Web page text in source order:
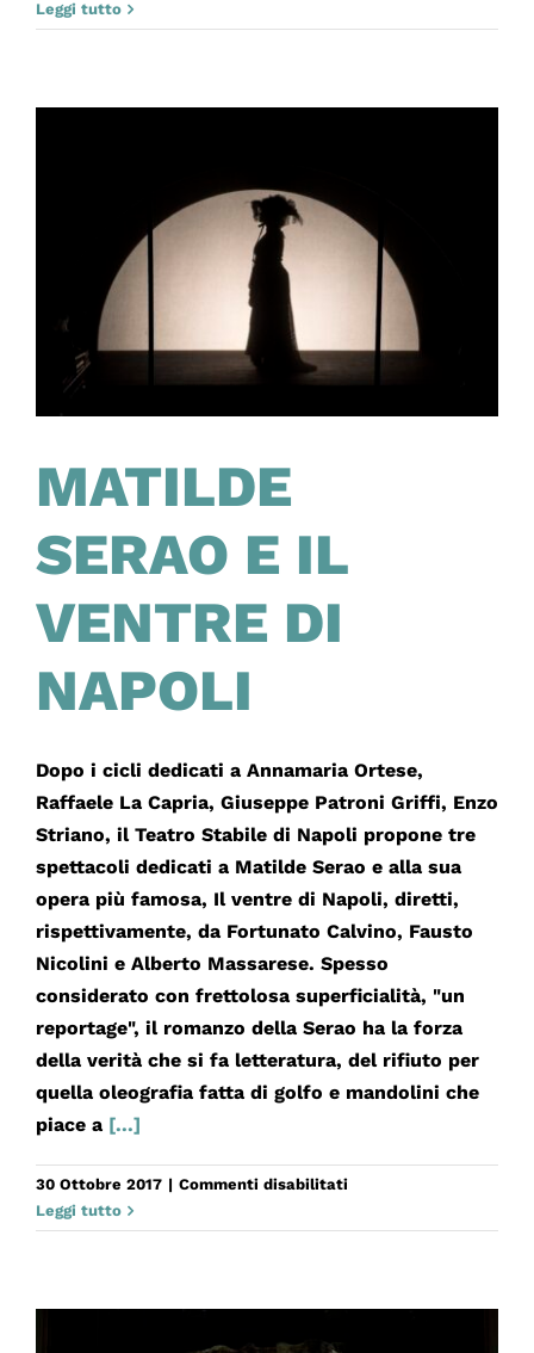
SORRENTINO
Leggi tutto
MATILDE
SERAO E IL
VENTRE DI
NAPOLI
Dopo i cicli dedicati a Annamaria Ortese,
Raffaele La Capria, Giuseppe Patroni Griffi, Enzo
Striano, il Teatro Stabile di Napoli propone tre
spettacoli dedicati a Matilde Serao e alla sua
opera più famosa, Il ventre di Napoli, diretti,
rispettivamente, da Fortunato Calvino, Fausto
Nicolini e Alberto Massarese. Spesso
considerato con frettolosa superficialità, "un
reportage", il romanzo della Serao ha la forza
della verità che si fa letteratura, del rifiuto per
quella oleografia fatta di golfo e mandolini che
piace a [...]
30 Ottobre 2017 | Commenti disabilitatisu
SERAO
VENTRE
Leggi tutto